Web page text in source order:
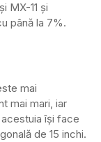
MX-11 și
până la 7%.
mai
mai mari, iar
își face
de 15 inchi.